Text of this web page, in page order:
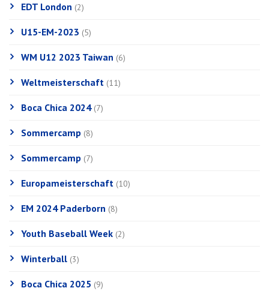
EDT London (2)
U15-EM-2023 (5)
WM U12 2023 Taiwan (6)
Weltmeisterschaft (11)
Boca Chica 2024(7)
Sommercamp (8)
Sommercamp (7)
Europameisterschaft (10)
EM 2024 Paderborn (8)
Youth Baseball Week (2)
Winterball (3)
Boca Chica 2025 (9)